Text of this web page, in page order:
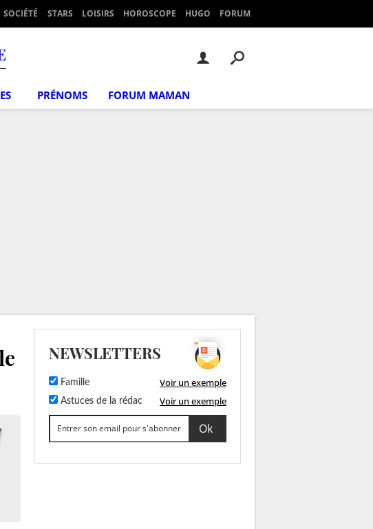
SOCIÉTÉ STARS LOISIRS HOROSCOPE HUGO FORUM
PRÉNOMS FORUM MAMAN
NEWSLETTERS
Famille Voir un exemple
Astuces de la rédac Voir un exemple